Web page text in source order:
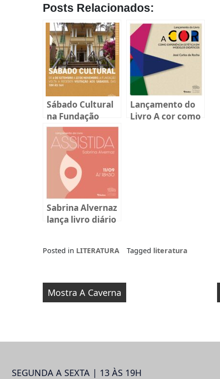
Posts Relacionados:
Sábado Cultural
na Fundação
Cultural Badesc
Lançamento do
Livro A cor como
Sabrina Alvernaz
lança livro diário
humana em
Posted in LITERATURA Tagged literatura
Navegação
de
Mostra A Caverna
SEGUNDA A SEXTA | 13 ÀS 19H